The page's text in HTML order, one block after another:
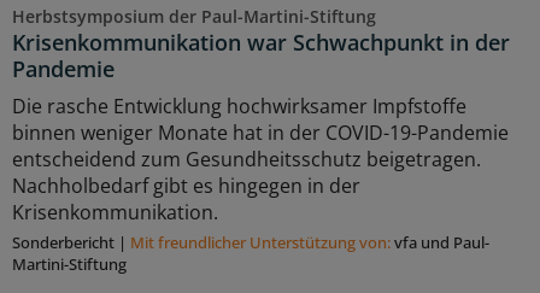
Herbstsymposium der Paul-Martini-Stiftung
Krisenkommunikation war Schwachpunkt in der
Pandemie
Die rasche Entwicklung hochwirksamer Impfstoffe
binnen weniger Monate hat in der COVID-19-Pandemie
entscheidend zum Gesundheitsschutz beigetragen.
Nachholbedarf gibt es hingegen in der
Krisenkommunikation.
Sonderbericht | Mit freundlicher Unterstützung von:vfa und Paul-
Martini-Stiftung